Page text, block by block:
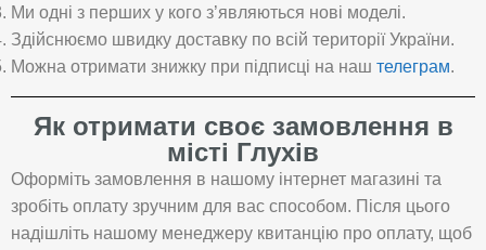
Ми одні з перших у кого з’являються нові моделі.
Здійснюємо швидку доставку по всій території України.
Можна отримати знижку при підписці на наш телеграм.
Як отримати своє замовлення в
місті Глухів
Оформіть замовлення в нашому інтернет магазині та
зробіть оплату зручним для вас способом. Після цього
надішліть нашому менеджеру квитанцію про оплату, щоб